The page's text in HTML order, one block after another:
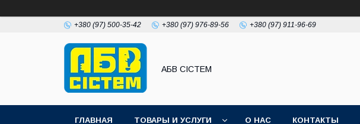
+380 (97) 500-35-42 +380 (97) 976-89-56 +380 (97) 911-96-69
АБВ СІСТЕМ
ГЛАВНАЯ ТОВАРЫ И УСЛУГИ О НАС КОНТАКТЫ